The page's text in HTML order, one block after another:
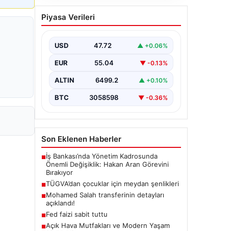
TÜGVA’dan çocuklar için
meydan şenlikleri
Piyasa Verileri
USD 47.72 ▲ +0.06%
EUR 55.04 ▼ -0.13%
ALTIN 6499.2 ▲ +0.10%
BTC 3058598 ▼ -0.36%
Son Eklenen Haberler
■İş Bankası’nda Yönetim Kadrosunda
Önemli Değişiklik: Hakan Aran Görevini
Bırakıyor
■TÜGVA’dan çocuklar için meydan şenlikleri
■Mohamed Salah transferinin detayları
açıklandı!
■Fed faizi sabit tuttu
■Açık Hava Mutfakları ve Modern Yaşam